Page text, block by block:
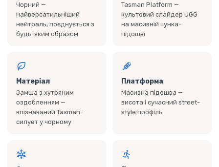
Чорний —
найверсатильніший
нейтраль, поєднується з
будь-яким образом
Tasman Platform —
культовий слайдер UGG
на масивній чунка-
підошві
Матеріал
Замша з хутряним
оздобленням —
впізнаваний Tasman-
силует у чорному
Платформа
Масивна підошва —
висота і сучасний street-
style профіль